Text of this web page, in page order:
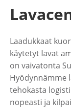
Laadukkaat
käytetyt lavat
on vaivatonta
Hyödynnämme
tehokasta
nopeasti ja